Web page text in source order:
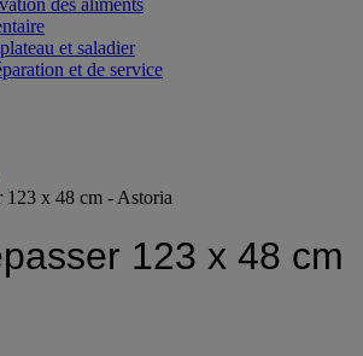
des aliments
et saladier
123 x 48 cm